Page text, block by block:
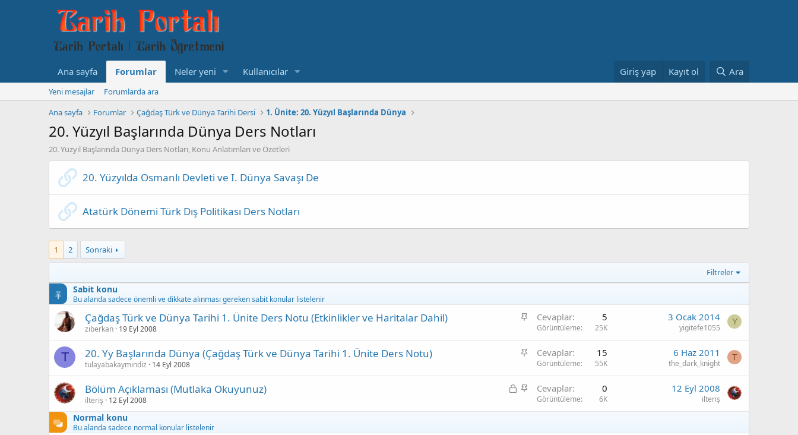
Ana sayfa Forumlar Neler yeni Kullanıcılar Giriş yap Kayıt ol Ara
Yeni mesajlar
Forumlarda ara
Ana sayfa
Forumlar Çağdaş Türk ve Dünya Tarihi Dersi 1. Ünite: 20. Yüzyıl Başlarında Dünya
20. Yüzyıl Başlarında Dünya Ders Notları
20. Yüzyıl Başlarında Dünya Ders Notları, Konu Anlatımları ve Özetleri
20. Yüzyılda Osmanlı Devleti ve I. Dünya Savaşı De
Atatürk Dönemi Türk Dış Politikası Ders Notları
1 2 Sonraki
Filtreler
Sabit konu
Bu alanda sadece önemli ve dikkate alınması gereken sabit konular listelenir
S
i
Çağdaş Türk ve Dünya Tarihi 1. Ünite Ders Notu (Etkinlikler ve Haritalar Dahil)
ziberkan 19 Eyl 2008
Cevaplar 5
Görüntüleme 25K
3 Ocak 2014
yigitefe1055
Y
T
S
i
20. Yy Başlarında Dünya (Çağdaş Türk ve Dünya Tarihi 1. Ünite Ders Notu)
tulayabakaymindiz 14 Eyl 2008
Cevaplar 15
Görüntüleme 55K
6 Haz 2011
the_dark_knight
T
K
S
Bölüm Açıklaması (Mutlaka Okuyunuz)
ilteriş 12 Eyl 2008
Cevaplar 0
Görüntüleme 6K
12 Eyl 2008
ilteriş
Normal konu
Bu alanda sadece normal konular listelenir